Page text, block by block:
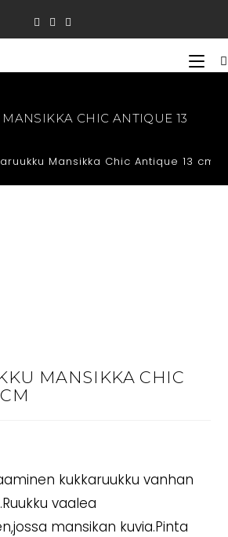
CHIC ANTIQUE 13
Mansikka Chic Antique 13 cm
MANSIKKA CHIC
kukkaruukku vanhan
vaalea
mansikan kuvia.Pinta